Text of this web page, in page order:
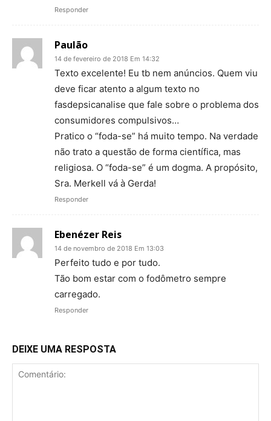
Responder
Paulão
14 de fevereiro de 2018 Em 14:32
Texto excelente! Eu tb nem anúncios. Quem viu
deve ficar atento a algum texto no
fasdepsicanalise que fale sobre o problema dos
consumidores compulsivos…
Pratico o “foda-se” há muito tempo. Na verdade
não trato a questão de forma científica, mas
religiosa. O “foda-se” é um dogma. A propósito,
Sra. Merkell vá à Gerda!
Responder
Ebenézer Reis
14 de novembro de 2018 Em 13:03
Perfeito tudo e por tudo.
Tão bom estar com o fodômetro sempre
carregado.
Responder
DEIXE UMA RESPOSTA